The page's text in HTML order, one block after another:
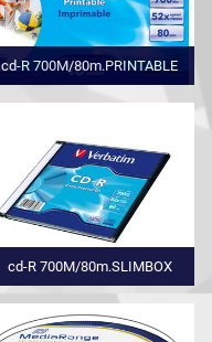
cd-R 700M/80m.PRINTABLE
cd-R 700M/80m.SLIMBOX